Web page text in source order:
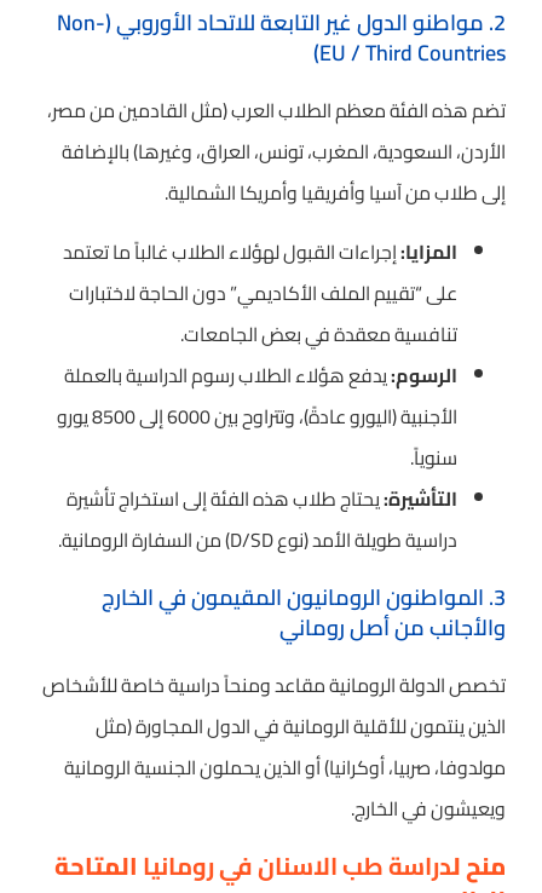
2. مواطنو الدول غير التابعة للاتحاد الأوروبي (Non-
EU / Third Countries)
تضم هذه الفئة معظم الطلاب العرب (مثل القادمين من مصر،
الأردن، السعودية، المغرب، تونس، العراق، وغيرها) بالإضافة
إلى طلاب من آسيا وأفريقيا وأمريكا الشمالية.
المزايا:إجراءات القبول لهؤلاء الطلاب غالباً ما تعتمد
على “تقييم الملف الأكاديمي” دون الحاجة لاختبارات
تنافسية معقدة في بعض الجامعات.
الرسوم:يدفع هؤلاء الطلاب رسوم الدراسية بالعملة
الأجنبية (اليورو عادةً)، وتتراوح بين 6000 إلى 8500 يورو
سنوياً.
التأشيرة:يحتاج طلاب هذه الفئة إلى استخراج تأشيرة
دراسية طويلة الأمد (نوع D/SD) من السفارة الرومانية.
3. المواطنون الرومانيون المقيمون في الخارج
والأجانب من أصل روماني
تخصص الدولة الرومانية مقاعد ومنحاً دراسية خاصة للأشخاص
الذين ينتمون للأقلية الرومانية في الدول المجاورة (مثل
مولدوفا، صربيا، أوكرانيا) أو الذين يحملون الجنسية الرومانية
ويعيشون في الخارج.
منح لدراسة طب الاسنان في رومانياالمتاحة